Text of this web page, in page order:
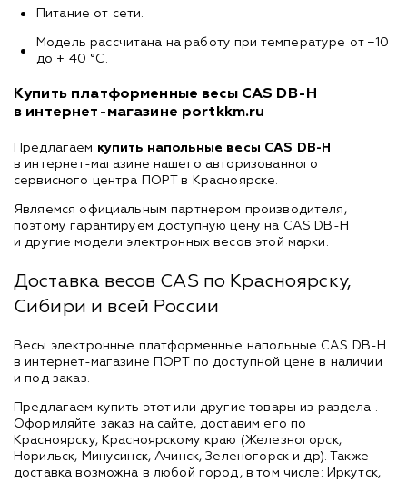
Питание от сети.
Модель рассчитана на работу при температуре от −10
до + 40 °С.
Купить платформенные весы CAS DB-H
в интернет-магазине portkkm.ru
Предлагаем купить напольные весы CAS DB-H
в интернет-магазине нашего авторизованного
сервисного центра ПОРТ в Красноярске.
Являемся официальным партнером производителя,
поэтому гарантируем доступную цену на CAS DB-H
и другие модели электронных весов этой марки.
Доставка весов CAS по Красноярску,
Сибири и всей России
Весы электронные платформенные напольные CAS DB-H
в интернет-магазине ПОРТ по доступной цене в наличии
и под заказ.
Предлагаем купить этот или другие товары из раздела .
Оформляйте заказ на сайте, доставим его по
Красноярску, Красноярскому краю (Железногорск,
Норильск, Минусинск, Ачинск, Зеленогорск и др). Также
доставка возможна в любой город, в том числе: Иркутск,